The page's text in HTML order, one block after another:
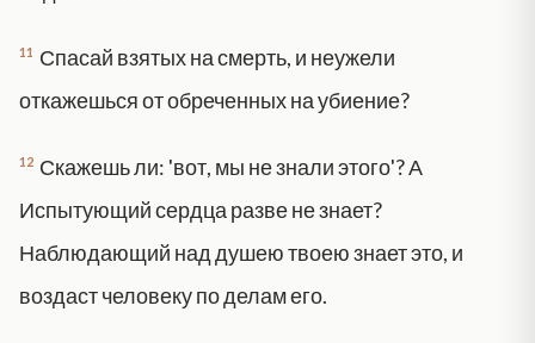
11 Спасай взятых на смерть, и неужели
откажешься от обреченных на убиение?
12 Скажешь ли: 'вот, мы не знали этого'? А
Испытующий сердца разве не знает?
Наблюдающий над душею твоею знает это, и
воздаст человеку по делам его.